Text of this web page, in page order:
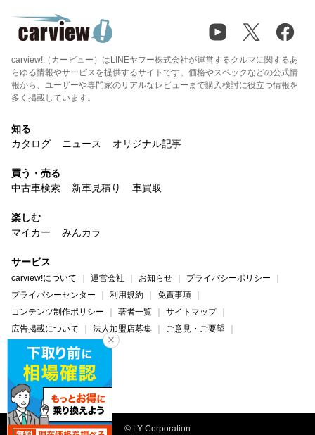
carview!（カービュー）はLINEヤフー株式会社が運営するクルマに関するあ
らゆる情報やサービスを提供するサイトです。価格やスペックなどの公式情
報から、ユーザーや専門家のリアルなレビューまで購入検討に役立つ情報を
多く掲載しています。
知る
カタログ
ニュース オリジナル記事
買う・売る
中古車検索
新車見積り 車買取
楽しむ
マイカー
みんカラ
サービス
carview!について 運営会社 お知らせ
プライバシーポリシー
プライバシーセンター
利用規約
免責事項
コンテンツ制作ポリシー
著者一覧
サイトマップ
広告掲載について
法人加盟店募集
ご意見・ご要望
ヘルプ・お問い合わせ
carview! Yahoo! JAPAN
© LY Corporation